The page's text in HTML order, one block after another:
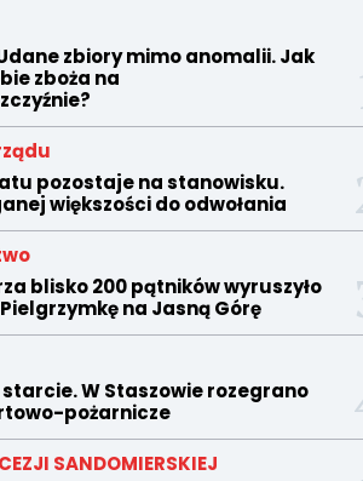
zbiory mimo anomalii. Jak
zboża na
pozostaje na stanowisku.
większości do odwołania
blisko 200 pątników wyruszyło
na Jasną Górę
starcie. W Staszowie rozegrano
pożarnicze
SANDOMIERSKIEJ